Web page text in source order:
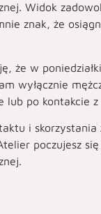
Widok
znak, że
że w
wyłącznie
lub po kontakcie
i skorzystania
poczujesz